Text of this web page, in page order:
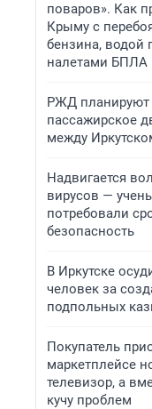
поваров». Как
Крыму с
бензина, водой
налетами БПЛА
РЖД планируют
пассажирское
между
Надвигается
вирусов —
потребовали
безопасность
В Иркутске
человек за
подпольных
Покупатель
маркетплейсе
телевизор, а
кучу проблем